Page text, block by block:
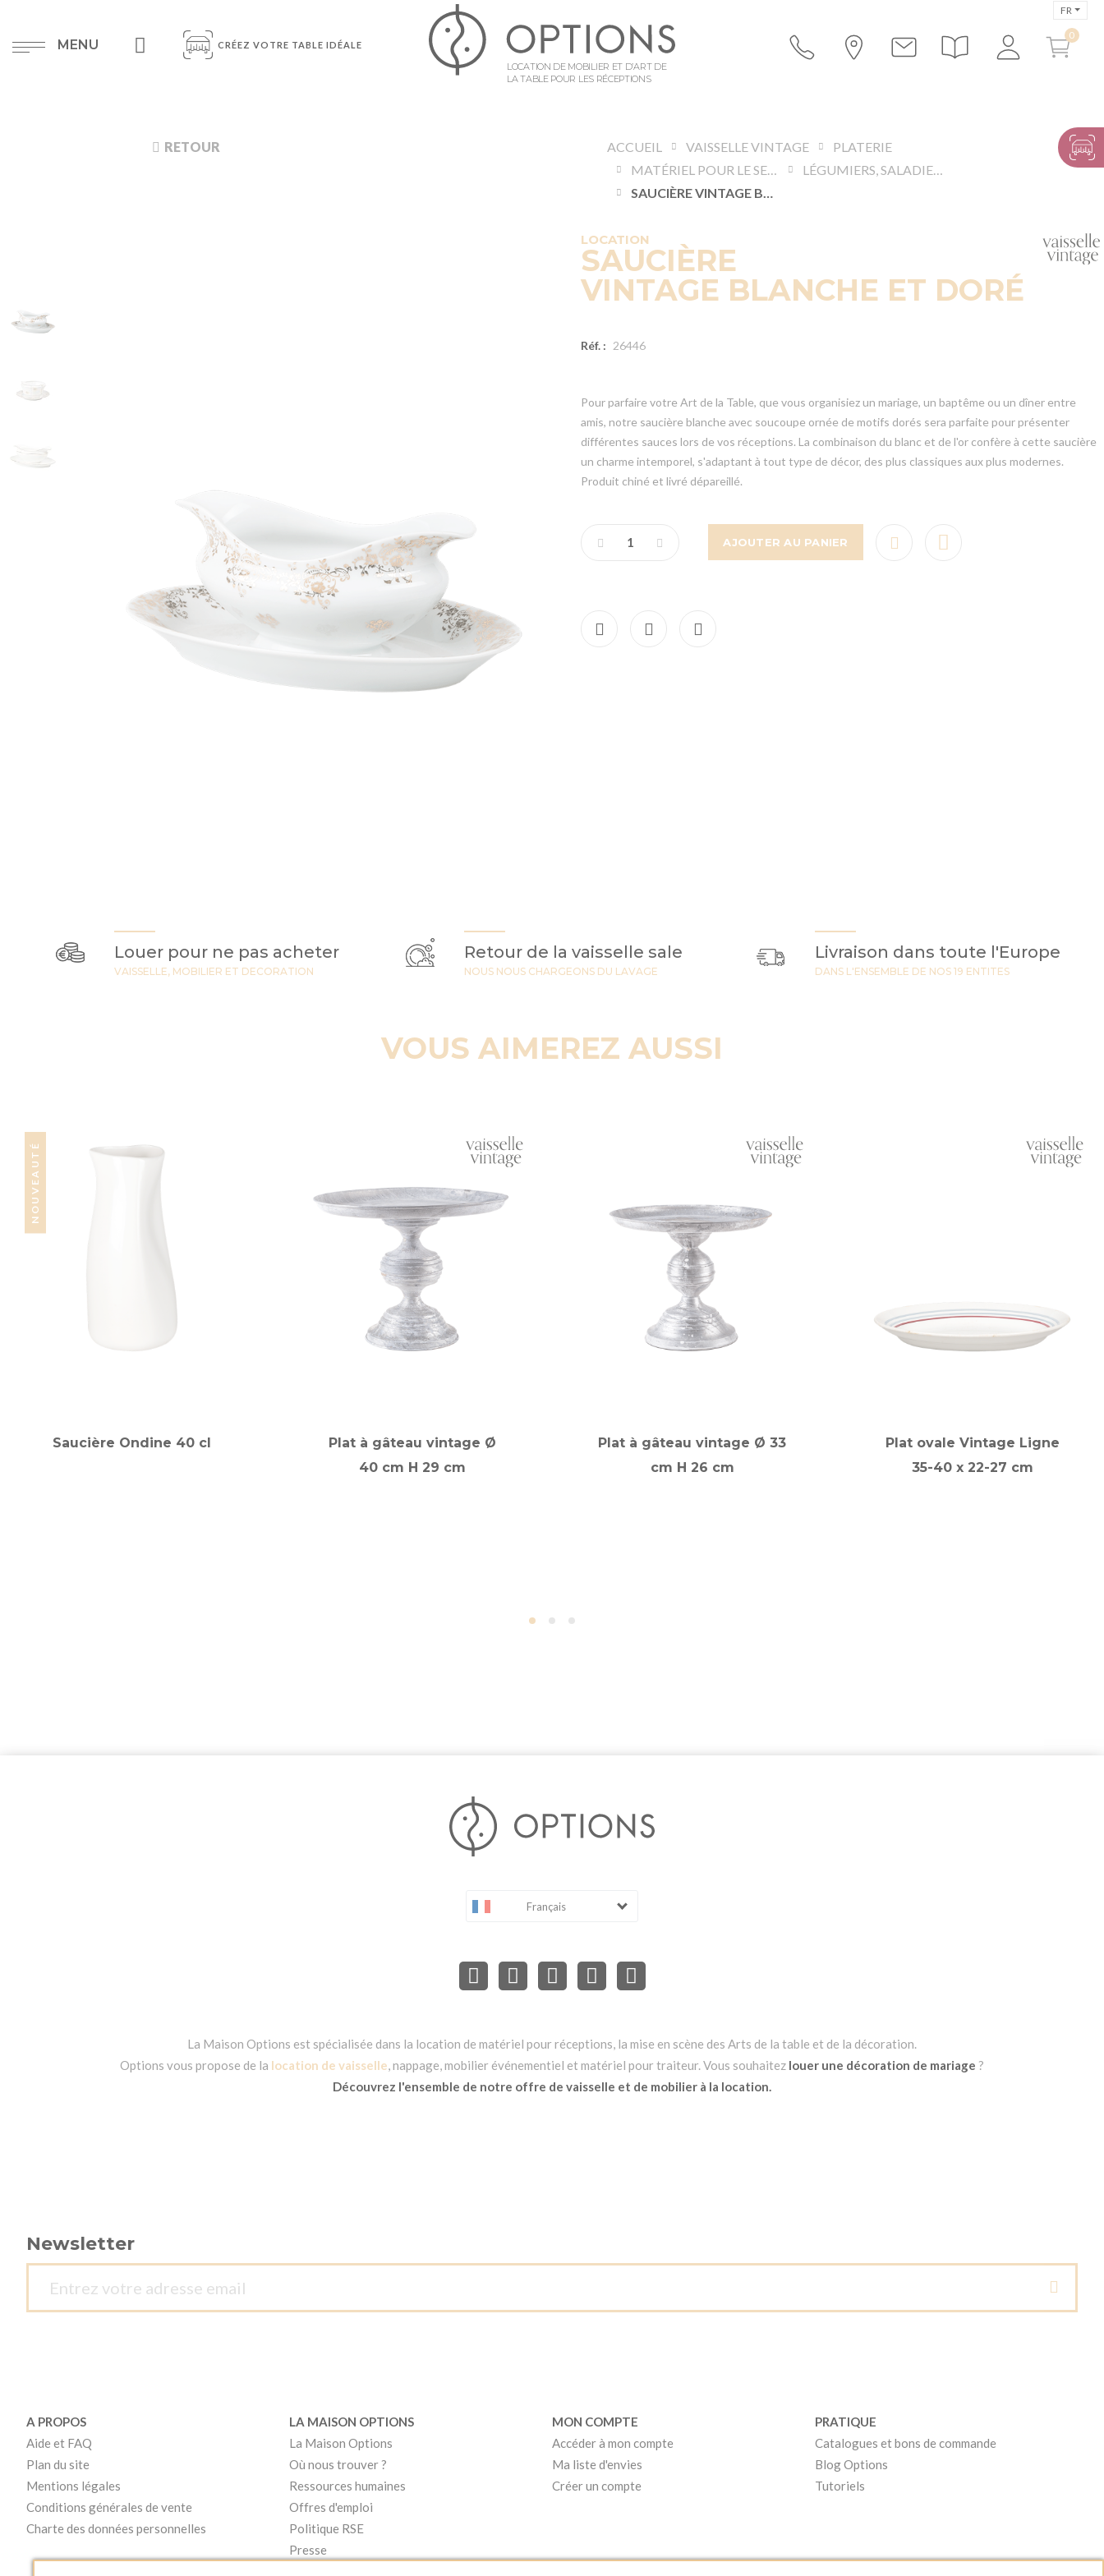
MENU CRÉEZ VOTRE TABLE IDÉALE
LOCATION DE MOBILIER ET D’ART DE
LA TABLE POUR LES RÉCEPTIONS
FR
RETOUR ACCUEIL VAISSELLE VINTAGE
PLATERIE
MATÉRIEL POUR LE SERVICE
LÉGUMIERS, SALADIERS, SAUCIÈRES ET CLOCHES
SAUCIÈRE VINTAGE BLANCHE ET DORÉ
LOCATION
SAUCIÈRE
VINTAGE BLANCHE ET DORÉ
Réf. : 26446
Pour parfaire votre Art de la Table, que vous organisiez un mariage, un baptême ou un dîner entre
amis, notre saucière blanche avec soucoupe ornée de motifs dorés sera parfaite pour présenter
différentes sauces lors de vos réceptions. La combinaison du blanc et de l'or confère à cette saucière
un charme intemporel, s'adaptant à tout type de décor, des plus classiques aux plus modernes.
Produit chiné et livré dépareillé.
AJOUTER AU PANIER
Louer pour ne pas acheter
VAISSELLE, MOBILIER ET DECORATION
Retour de la vaisselle sale
NOUS NOUS CHARGEONS DU LAVAGE
Livraison dans toute l'Europe
DANS L'ENSEMBLE DE NOS 19 ENTITES
VOUS AIMEREZ AUSSI
NOUVEAUTÉ
Saucière Ondine 40 cl
Plat à gâteau vintage Ø
40 cm H 29 cm
Plat à gâteau vintage Ø 33
cm H 26 cm
Plat ovale Vintage Ligne
35-40 x 22-27 cm
Français
La Maison Options est spécialisée dans la location de matériel pour réceptions, la mise en scène des Arts de la table et de la décoration.
Options vous propose de la location de vaisselle, nappage, mobilier événementiel et matériel pour traiteur. Vous souhaitez louer une décoration de mariage ?
Découvrez l'ensemble de notre offre de vaisselle et de mobilier à la location.
Newsletter
A PROPOS
Aide et FAQ
Plan du site
Mentions légales
Conditions générales de vente
Charte des données personnelles
LA MAISON OPTIONS
La Maison Options
Où nous trouver ?
Ressources humaines
Offres d'emploi
Politique RSE
Presse
MON COMPTE
Accéder à mon compte
Ma liste d'envies
Créer un compte
PRATIQUE
Catalogues et bons de commande
Blog Options
Tutoriels